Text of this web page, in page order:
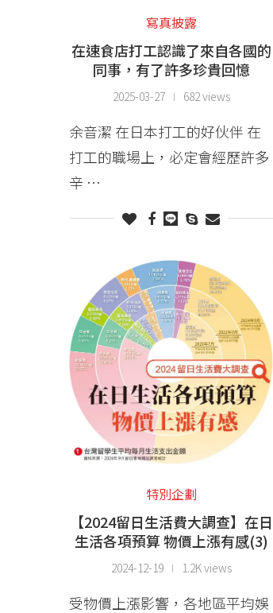
寫真披露
在速食店打工認識了來自各國的
同事，有了許多珍貴回憶
2025-03-27 682 views
余音潔 在日本打工的好伙伴 在
打工的職場上，必定會經歷許多
辛 …
特別企劃
【2024留日生活費大調查】在日
生活各項預算 物價上漲有感(3)
2024-12-19 1.2K views
受物價上漲影響，各地區平均娛